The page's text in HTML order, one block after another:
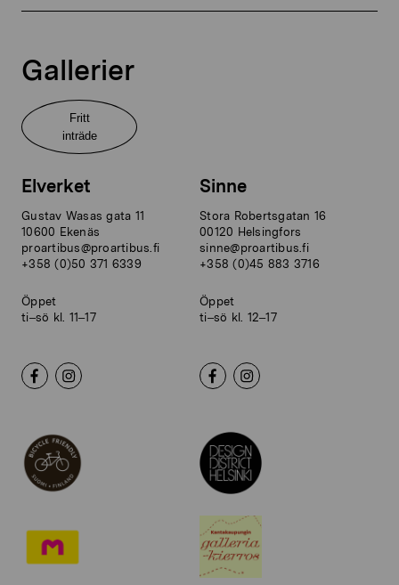
Gallerier
Fritt
inträde
Elverket
Gustav Wasas gata 11
10600 Ekenäs
proartibus@proartibus.fi
+358 (0)50 371 6339
Öppet
ti–sö kl. 11–17
Sinne
Stora Robertsgatan 16
00120 Helsingfors
sinne@proartibus.fi
+358 (0)45 883 3716
Öppet
ti–sö kl. 12–17